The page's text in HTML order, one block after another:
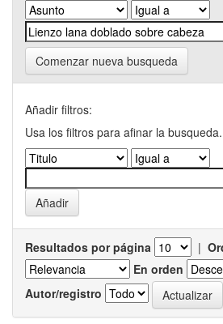
Comenzar nueva busqueda
Añadir filtros:
Usa los filtros para afinar la busqueda.
Resultados por página |
En orden
Autor/registro